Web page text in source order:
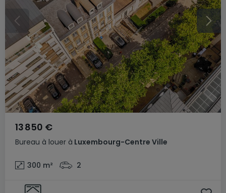
Bureau à louer à Luxembourg-Centre Ville
13 850 €
300 m² 2